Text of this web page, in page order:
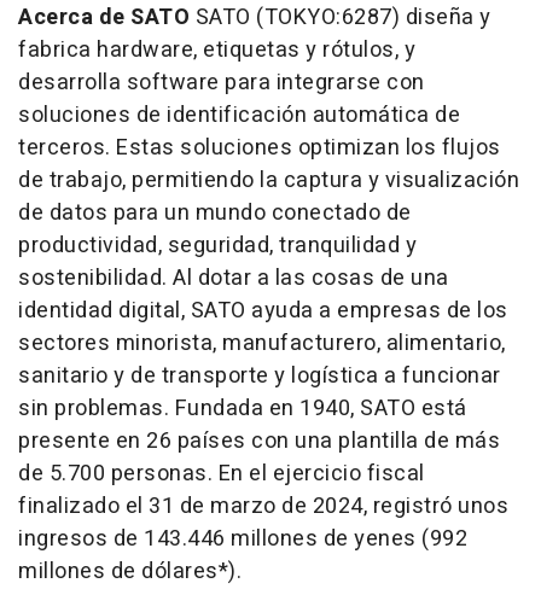
Acerca de SATO SATO (TOKYO:6287) diseña y
fabrica hardware, etiquetas y rótulos, y
desarrolla software para integrarse con
soluciones de identificación automática de
terceros. Estas soluciones optimizan los flujos
de trabajo, permitiendo la captura y visualización
de datos para un mundo conectado de
productividad, seguridad, tranquilidad y
sostenibilidad. Al dotar a las cosas de una
identidad digital, SATO ayuda a empresas de los
sectores minorista, manufacturero, alimentario,
sanitario y de transporte y logística a funcionar
sin problemas. Fundada en 1940, SATO está
presente en 26 países con una plantilla de más
de 5.700 personas. En el ejercicio fiscal
finalizado el 31 de marzo de 2024, registró unos
ingresos de 143.446 millones de yenes (992
millones de dólares*).